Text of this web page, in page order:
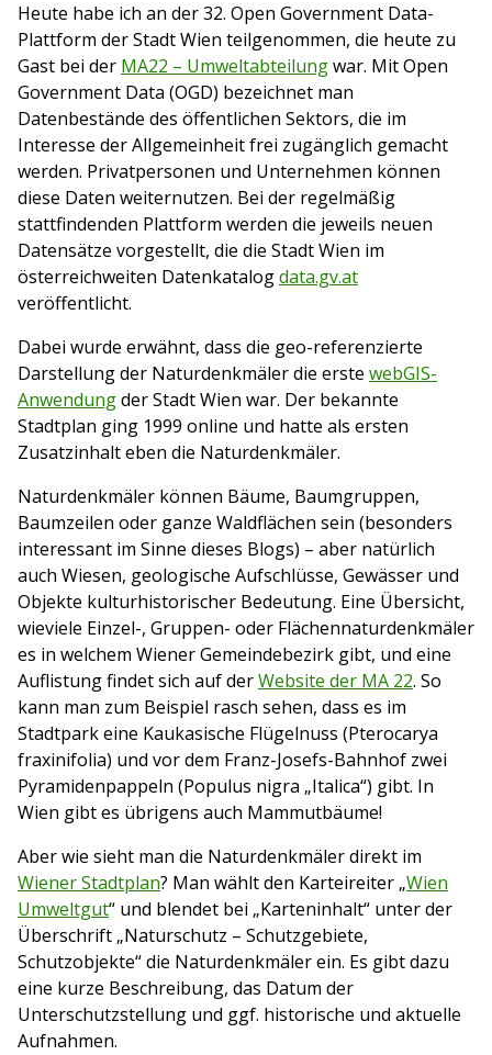
Heute habe ich an der 32. Open Government Data-
Plattform der Stadt Wien teilgenommen, die heute zu
Gast bei der MA22 – Umweltabteilungwar. Mit Open
Government Data (OGD) bezeichnet man
Datenbestände des öffentlichen Sektors, die im
Interesse der Allgemeinheit frei zugänglich gemacht
werden. Privatpersonen und Unternehmen können
diese Daten weiternutzen. Bei der regelmäßig
stattfindenden Plattform werden die jeweils neuen
Datensätze vorgestellt, die die Stadt Wien im
österreichweiten Datenkatalogdata.gv.at
veröffentlicht.
Dabei wurde erwähnt, dass die geo-referenzierte
Darstellung der Naturdenkmäler die erste webGIS-
Anwendungder Stadt Wien war. Der bekannte
Stadtplan ging 1999 online und hatte als ersten
Zusatzinhalt eben die Naturdenkmäler.
Naturdenkmäler können Bäume, Baumgruppen,
Baumzeilen oder ganze Waldflächen sein (besonders
interessant im Sinne dieses Blogs) – aber natürlich
auch Wiesen, geologische Aufschlüsse, Gewässer und
Objekte kulturhistorischer Bedeutung. Eine Übersicht,
wieviele Einzel-, Gruppen- oder Flächennaturdenkmäler
es in welchem Wiener Gemeindebezirk gibt, und eine
Auflistung findet sich auf derWebsite der MA 22. So
kann man zum Beispiel rasch sehen, dass es im
Stadtpark eine Kaukasische Flügelnuss (Pterocarya
fraxinifolia) und vor dem Franz-Josefs-Bahnhof zwei
Pyramidenpappeln (Populus nigra „Italica“) gibt. In
Wien gibt es übrigens auch Mammutbäume!
Aber wie sieht man die Naturdenkmäler direkt im
Wiener Stadtplan? Man wählt den Karteireiter „Wien
Umweltgut“ und blendet bei „Karteninhalt“ unter der
Überschrift „Naturschutz – Schutzgebiete,
Schutzobjekte“ die Naturdenkmäler ein. Es gibt dazu
eine kurze Beschreibung, das Datum der
Unterschutzstellung und ggf. historische und aktuelle
Aufnahmen.